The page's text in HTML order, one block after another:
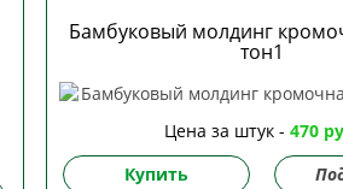
Бамбуковый молдинг
тон1
Цена за штук - 470
Купить